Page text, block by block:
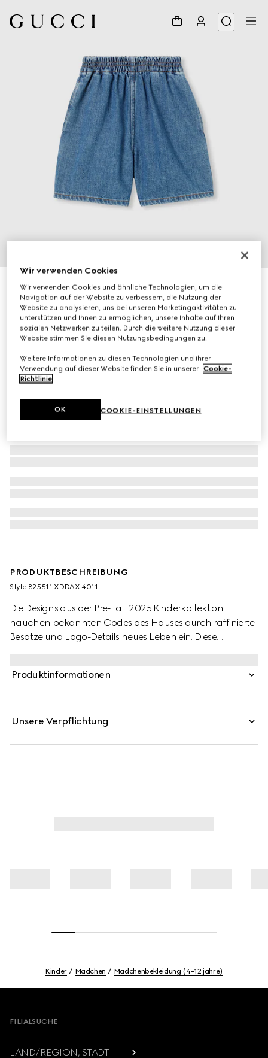
Kindershorts aus Denim mit gelasertem Detail
CHF 370
PRODUKTBESCHREIBUNG
Style ‎825511 XDDAX 4011
Die Designs aus der Pre-Fall 2025 Kinderkollektion
hauchen bekannten Codes des Hauses durch raffinierte
Besätze und Logo-Details neues Leben ein. Diese
Produktinformationen
Unsere Verpflichtung
Kinder Mädchen Mädchenbekleidung (4-12 jahre)
FILIALSUCHE
LAND/REGION, STADT
Wir verwenden Cookies
Wir verwenden Cookies und ähnliche Technologien, um die
Navigation auf der Website zu verbessern, die Nutzung der
Website zu analysieren, uns bei unseren Marketingaktivitäten zu
unterstützen und Ihnen zu ermöglichen, unsere Inhalte auf Ihren
sozialen Netzwerken zu teilen. Durch die weitere Nutzung dieser
Website stimmen Sie diesen Nutzungsbedingungen zu.
Weitere Informationen zu diesen Technologien und ihrer
Verwendung auf dieser Website finden Sie in unserer Cookie-
Richtlinie.
COOKIE-EINSTELLUNGEN
OK